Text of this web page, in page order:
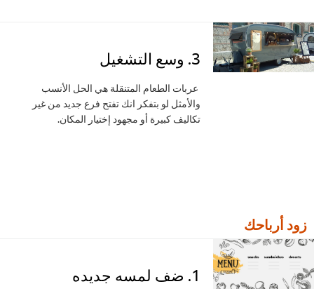
3. وسع التشغيل
عربات الطعام المتنقلة هي الحل الأنسب
والأمثل لو بتفكر انك تفتح فرع جديد من غير
تكاليف كبيرة أو مجهود إختيار المكان.
أرباحك
1. ضف لمسه جديده